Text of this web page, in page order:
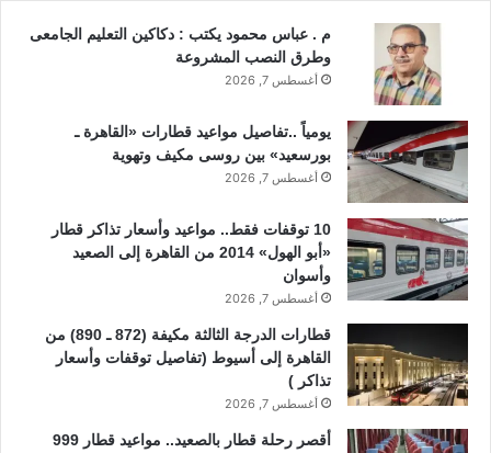
م . عباس محمود يكتب : دكاكين التعليم الجامعى
وطرق النصب المشروعة
أغسطس 7, 2026
يومياً ..تفاصيل مواعيد قطارات «القاهرة ـ
بورسعيد» بين روسى مكيف وتهوية
أغسطس 7, 2026
10 توقفات فقط.. مواعيد وأسعار تذاكر قطار
«أبو الهول» 2014 من القاهرة إلى الصعيد
وأسوان
أغسطس 7, 2026
قطارات الدرجة الثالثة مكيفة (872 ـ 890) من
القاهرة إلى أسيوط (تفاصيل توقفات وأسعار
تذاكر )
أغسطس 7, 2026
أقصر رحلة قطار بالصعيد.. مواعيد قطار 999